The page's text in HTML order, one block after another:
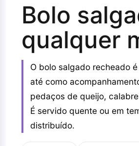
Bolo
qualquer
O bolo salgado recheado
até como
pedaços de queijo,
É servido quente ou em
distribuído.